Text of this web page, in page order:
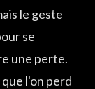
le geste
se
une perte.
l'on perd